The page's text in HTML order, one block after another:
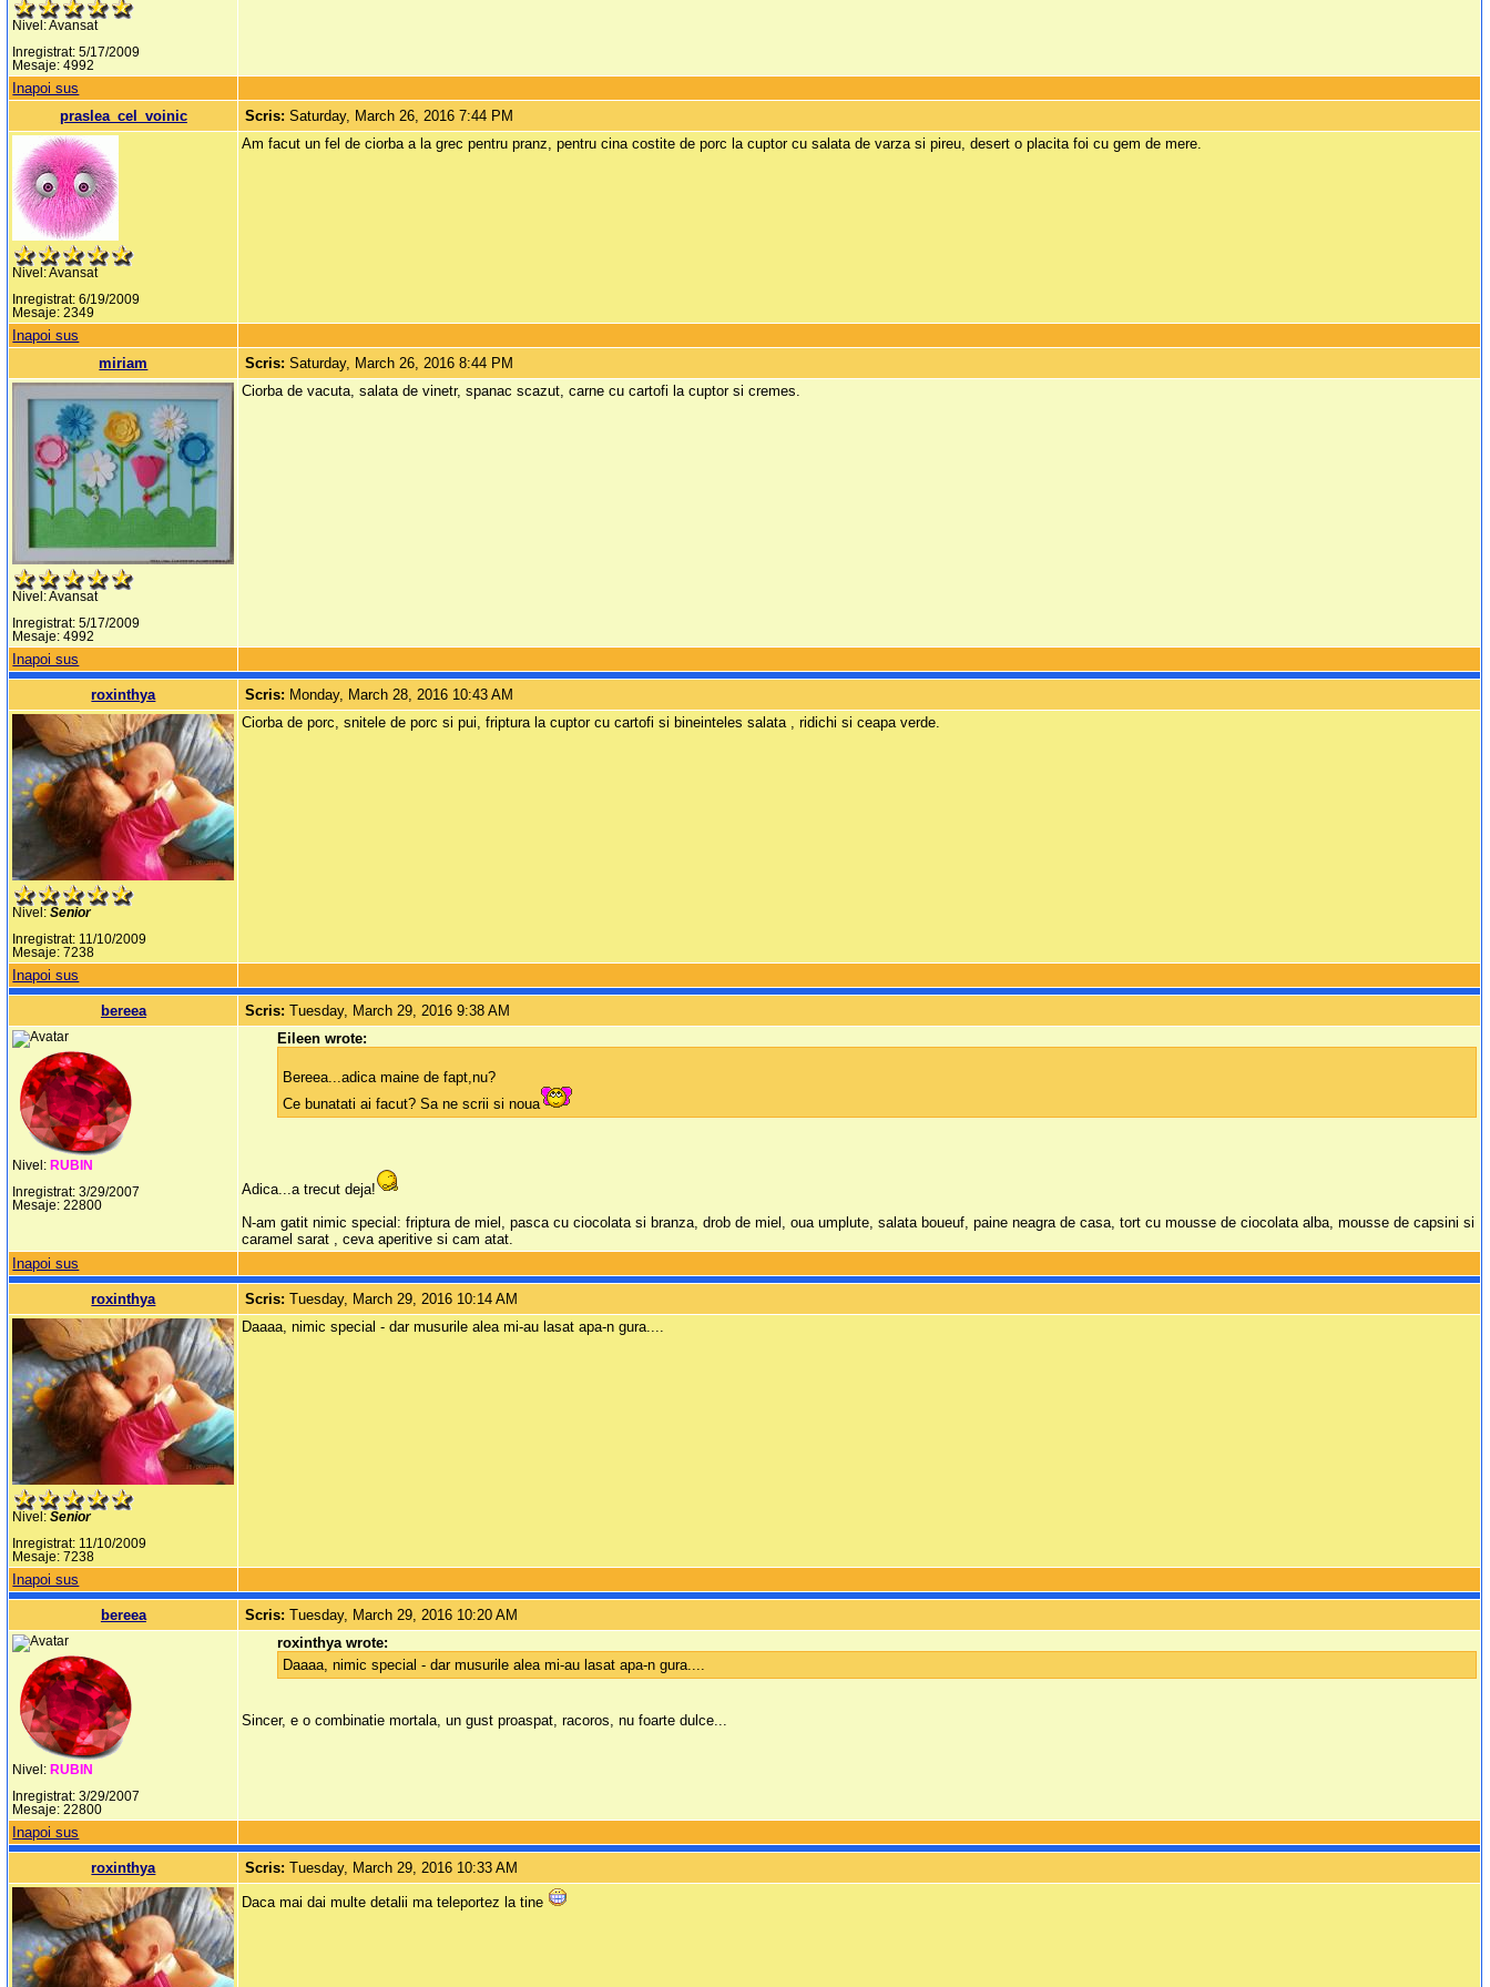
Nivel: Avansat
Inregistrat: 5/17/2009
Mesaje: 4992
Inapoi sus
praslea_cel_voinic
Scris:Saturday, March 26, 2016 7:44 PM
Nivel: Avansat
Inregistrat: 6/19/2009
Mesaje: 2349
Am facut un fel de ciorba a la grec pentru pranz, pentru cina costite de porc la cuptor cu salata de varza si pireu, desert o placita foi cu gem de mere.
Inapoi sus
miriam
Scris:Saturday, March 26, 2016 8:44 PM
Nivel: Avansat
Inregistrat: 5/17/2009
Mesaje: 4992
Ciorba de vacuta, salata de vinetr, spanac scazut, carne cu cartofi la cuptor si cremes.
Inapoi sus
roxinthya Scris: Monday, March 28, 2016 10:43 AM
Nivel:Senior
Inregistrat: 11/10/2009
Mesaje: 7238
Ciorba de porc, snitele de porc si pui, friptura la cuptor cu cartofi si bineinteles salata , ridichi si ceapa verde.
Inapoi sus
bereea Scris:Tuesday, March 29, 2016 9:38 AM
Nivel: RUBIN
Inregistrat: 3/29/2007
Mesaje: 22800
Eileen wrote:
Bereea...adica maine de fapt,nu?
Ce bunatati ai facut? Sa ne scrii si noua
Adica...a trecut deja!
N-am gatit nimic special: friptura de miel, pasca cu ciocolata si branza, drob de miel, oua umplute, salata boueuf, paine neagra de casa, tort cu mousse de ciocolata alba, mousse de capsini si
caramel sarat , ceva aperitive si cam atat.
Inapoi sus
roxinthya Scris:Tuesday, March 29, 2016 10:14 AM
Nivel:Senior
Inregistrat: 11/10/2009
Mesaje: 7238
Daaaa, nimic special - dar musurile alea mi-au lasat apa-n gura....
Inapoi sus
bereea Scris:Tuesday, March 29, 2016 10:20 AM
Nivel: RUBIN
Inregistrat: 3/29/2007
Mesaje: 22800
roxinthya wrote:
Daaaa, nimic special - dar musurile alea mi-au lasat apa-n gura....
Sincer, e o combinatie mortala, un gust proaspat, racoros, nu foarte dulce...
Inapoi sus
roxinthya Scris:Tuesday, March 29, 2016 10:33 AM
Daca mai dai multe detalii ma teleportez la tine